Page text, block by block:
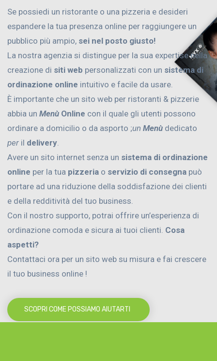
Se possiedi un ristorante o una pizzeria e desideri
espandere la tua presenza online per raggiungere un
pubblico più ampio, sei nel posto giusto!
La nostra agenzia si distingue per la sua expertise nella
creazione di siti web personalizzati con un sistema di
ordinazione online intuitivo e facile da usare.
È importante che un sito web per ristoranti & pizzerie
abbia un Menù Online con il quale gli utenti possono
ordinare a domicilio o da asporto ;un Menù dedicato
per il delivery
Avere un sito internet senza un sistema di ordinazione
online per la tua pizzeria o servizio di consegna può
portare ad una riduzione della soddisfazione dei clienti
e della redditività del tuo business.
Con il nostro supporto, potrai offrire un’esperienza di
ordinazione comoda e sicura ai tuoi clienti. Cosa
aspetti?
Contattaci ora per un sito web su misura e fai crescere
il tuo business online !
SCOPRI COME POSSIAMO AIUTARTI